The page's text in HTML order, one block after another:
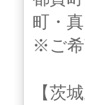
町・
※ご希
【茨